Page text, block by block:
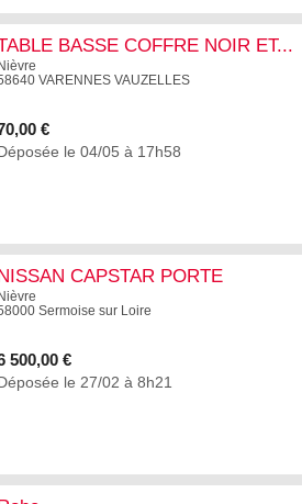
BASSE COFFRE NOIR ET...
VARENNES VAUZELLES
€
le 04/05 à 17h58
CAPSTAR PORTE
...
Sermoise sur Loire
500,00 €
le 27/02 à 8h21